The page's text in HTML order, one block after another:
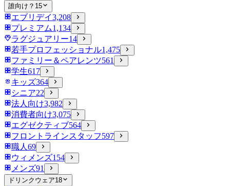
誰向け？ 15
エブリデイ3,208
プレミアム1,134
ラグジュアリー14
若手プロフェッショナル1,475
ファミリー＆ペアレンツ561
学生617
キッズ364
シニア22
法人向け3,982
消費者向け3,075
エグゼクティブ564
フロントラインスタッフ597
職人 69
ウィメンズ154
メンズ91
ドリンクウェア18